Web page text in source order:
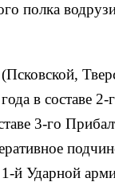
полка
в составе 2-
3-го
й Ударной